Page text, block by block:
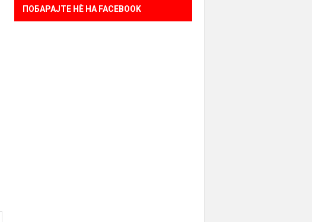
ПОБАРАЈТЕ НÈ НА FACEBOOK